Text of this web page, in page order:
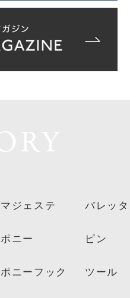
マジェステ
ポニー
ポニーフック
バレッタ
ピン
ツール